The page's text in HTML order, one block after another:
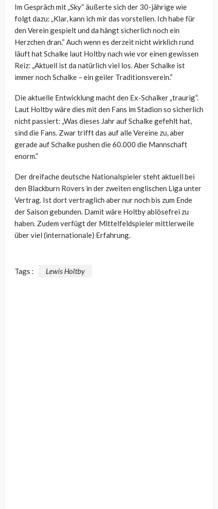
Im Gespräch mit „Sky“ äußerte sich der 30-jährige wie
folgt dazu: „Klar, kann ich mir das vorstellen. Ich habe für
den Verein gespielt und da hängt sicherlich noch ein
Herzchen dran.“ Auch wenn es derzeit nicht wirklich rund
läuft hat Schalke laut Holtby nach wie vor einen gewissen
Reiz: „Aktuell ist da natürlich viel los. Aber Schalke ist
immer noch Schalke – ein geiler Traditionsverein.“
Die aktuelle Entwicklung macht den Ex-Schalker „traurig“.
Laut Holtby wäre dies mit den Fans im Stadion so sicherlich
nicht passiert: „Was dieses Jahr auf Schalke gefehlt hat,
sind die Fans. Zwar trifft das auf alle Vereine zu, aber
gerade auf Schalke pushen die 60.000 die Mannschaft
enorm.“
Der dreifache deutsche Nationalspieler steht aktuell bei
den Blackburn Rovers in der zweiten englischen Liga unter
Vertrag. Ist dort vertraglich aber nur noch bis zum Ende
der Saison gebunden. Damit wäre Holtby ablösefrei zu
haben. Zudem verfügt der Mittelfeldspieler mittlerweile
über viel (internationale) Erfahrung.
Tags : Lewis Holtby